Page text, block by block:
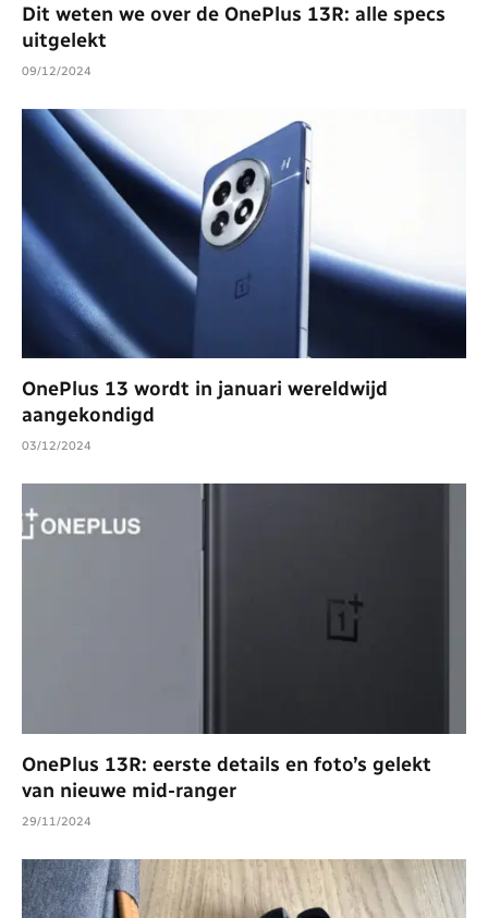
Dit weten we over de OnePlus 13R: alle specs
uitgelekt
09/12/2024
OnePlus 13 wordt in januari wereldwijd
aangekondigd
03/12/2024
OnePlus 13R: eerste details en foto’s gelekt
van nieuwe mid-ranger
29/11/2024